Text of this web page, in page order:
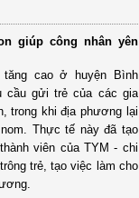
giúp công nhân yên
cao ở huyện Bình
cầu gửi trẻ của các gia
trong khi địa phương lại
Thực tế này đã tạo
viên của TYM - chi
trẻ, tạo việc làm cho